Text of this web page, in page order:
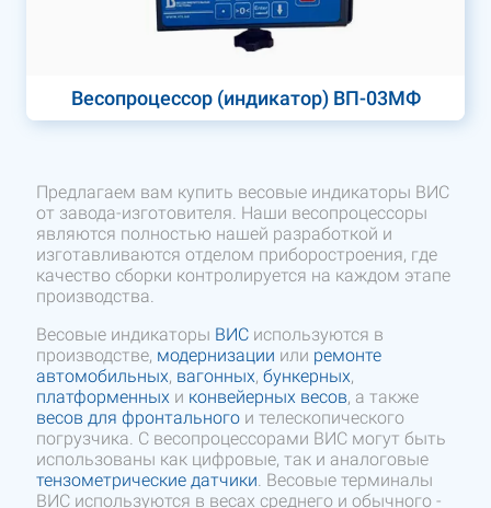
Весопроцессор (индикатор) ВП-03МФ
Предлагаем вам купить весовые индикаторы ВИС
от завода-изготовителя. Наши весопроцессоры
являются полностью нашей разработкой и
изготавливаются отделом приборостроения, где
качество сборки контролируется на каждом этапе
производства.
Весовые индикаторы ВИС используются в
производстве, модернизации или ремонте
автомобильных, вагонных,бункерных,
платформенных и конвейерных весов, а также
весов для фронтального и телескопического
погрузчика. С весопроцессорами ВИС могут быть
использованы как цифровые, так и аналоговые
тензометрические датчики . Весовые терминалы
ВИС используются в весах среднего и обычного -